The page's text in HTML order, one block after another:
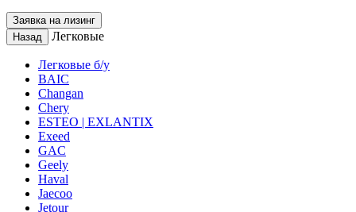
Заявка на лизинг
Назад
Легковые
Легковые б/у
BAIC
Changan
Chery
ESTEO | EXLANTIX
Exeed
GAC
Geely
Haval
Jaecoo
Jetour